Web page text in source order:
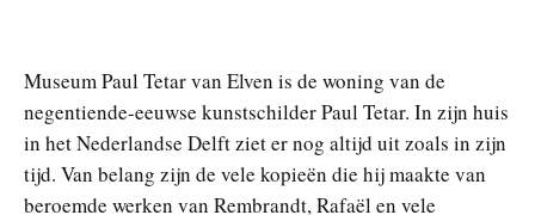
Museum Paul Tetar van Elven is de woning van de
negentiende-eeuwse kunstschilder Paul Tetar. In zijn huis
in het Nederlandse Delft ziet er nog altijd uit zoals in zijn
tijd. Van belang zijn de vele kopieën die hij maakte van
beroemde werken van Rembrandt, Rafaël en vele